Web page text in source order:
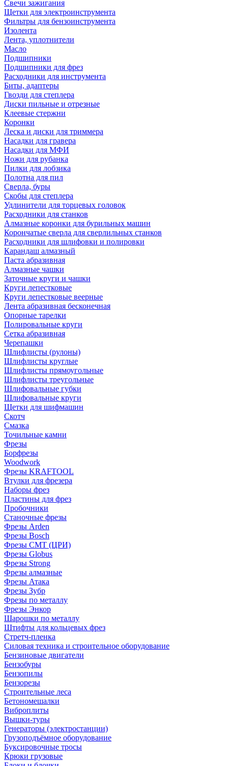
Свечи зажигания
Щетки для электроинструмента
Фильтры для бензоинструмента
Изолента
Лента, уплотнители
Масло
Подшипники
Подшипники для фрез
Расходники для инструмента
Биты, адаптеры
Гвозди для степлера
Диски пильные и отрезные
Клеевые стержни
Коронки
Леска и диски для триммера
Насадки для гравера
Насадки для МФИ
Ножи для рубанка
Пилки для лобзика
Полотна для пил
Сверла, буры
Скобы для степлера
Удлинители для торцевых головок
Расходники для станков
Алмазные коронки для бурильных машин
Корончатые сверла для сверлильных станков
Расходники для шлифовки и полировки
Карандаш алмазный
Паста абразивная
Алмазные чашки
Заточные круги и чашки
Круги лепестковые
Круги лепестковые веерные
Лента абразивная бесконечная
Опорные тарелки
Полировальные круги
Сетка абразивная
Черепашки
Шлифлисты (рулоны)
Шлифлисты круглые
Шлифлисты прямоугольные
Шлифлисты треугольные
Шлифовальные губки
Шлифовальные круги
Щетки для шифмашин
Скотч
Смазка
Точильные камни
Фрезы
Борфрезы
Woodwork
Фрезы KRAFTOOL
Втулки для фрезера
Наборы фрез
Пластины для фрез
Пробочники
Станочные фрезы
Фрезы Arden
Фрезы Bosch
Фрезы CMT (ЦРИ)
Фрезы Globus
Фрезы Strong
Фрезы алмазные
Фрезы Атака
Фрезы Зубр
Фрезы по металлу
Фрезы Энкор
Шарошки по металлу
Штифты для кольцевых фрез
Стретч-пленка
Силовая техника и строительное оборудование
Бензиновые двигатели
Бензобуры
Бензопилы
Бензорезы
Строительные леса
Бетономешалки
Виброплиты
Вышки-туры
Генераторы (электростанции)
Грузоподъёмное оборудование
Буксировочные тросы
Крюки грузовые